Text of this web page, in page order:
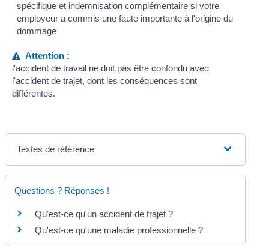
spécifique et indemnisation complémentaire si votre
employeur a commis une faute importante à l'origine du
dommage
Attention :
l'accident de travail ne doit pas être confondu avec
l'accident de trajet, dont les conséquences sont
différentes.
Textes de référence
Questions ? Réponses !
Qu'est-ce qu'un accident de trajet ?
Qu'est-ce qu'une maladie professionnelle ?